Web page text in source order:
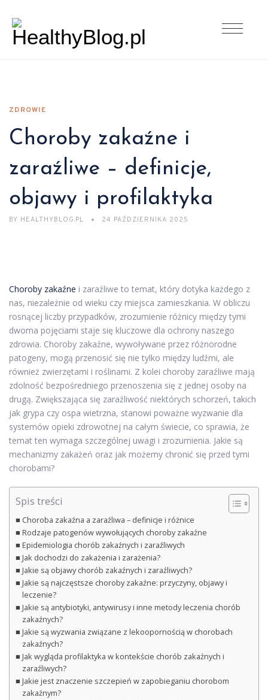
ZDROWIE
Choroby zakaźne i
zaraźliwe – definicje,
objawy i profilaktyka
BY HEALTHYBLOG.PL 24 PAŹDZIERNIKA 2025
Choroby zakaźne i zaraźliwe to temat, który dotyka każdego z
nas, niezależnie od wieku czy miejsca zamieszkania. W obliczu
rosnącej liczby przypadków, zrozumienie różnicy między tymi
dwoma pojęciami staje się kluczowe dla ochrony naszego
zdrowia. Choroby zakaźne, wywoływane przez różnorodne
patogeny, mogą przenosić się nie tylko między ludźmi, ale
również zwierzętami i roślinami. Z kolei choroby zaraźliwe mają
zdolność bezpośredniego przenoszenia się z jednej osoby na
drugą. Zwiększająca się zaraźliwość niektórych schorzeń, takich
jak grypa czy ospa wietrzna, stanowi poważne wyzwanie dla
systemów opieki zdrowotnej na całym świecie, co sprawia, że
temat ten wymaga szczególnej uwagi i zrozumienia. Jakie są
mechanizmy zakażeń oraz jak możemy chronić się przed tymi
chorobami?
Spis treści
Choroba zakaźna a zaraźliwa – definicje i różnice
Rodzaje patogenów wywołujących choroby zakaźne
Epidemiologia chorób zakaźnych i zaraźliwych
Jak dochodzi do zakażenia i zarażenia?
Jakie są objawy chorób zakaźnych i zaraźliwych?
Jakie są najczęstsze choroby zakaźne: przyczyny, objawy i
leczenie?
Jakie są antybiotyki, antywirusy i inne metody leczenia chorób
zakaźnych?
Jakie są wyzwania związane z lekoopornością w chorobach
zakaźnych?
Jak wygląda profilaktyka w kontekście chorób zakaźnych i
zaraźliwych?
Jakie jest znaczenie szczepień w zapobieganiu chorobom
zakaźnym?